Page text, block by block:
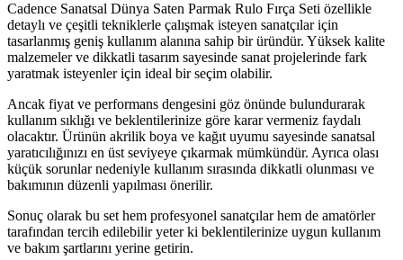
Cadence Sanatsal Dünya Saten Parmak Rulo Fırça Seti özellikle
detaylı ve çeşitli tekniklerle çalışmak isteyen sanatçılar için
tasarlanmış geniş kullanım alanına sahip bir üründür. Yüksek kalite
malzemeler ve dikkatli tasarım sayesinde sanat projelerinde fark
yaratmak isteyenler için ideal bir seçim olabilir.
Ancak fiyat ve performans dengesini göz önünde bulundurarak
kullanım sıklığı ve beklentilerinize göre karar vermeniz faydalı
olacaktır. Ürünün akrilik boya ve kağıt uyumu sayesinde sanatsal
yaratıcılığınızı en üst seviyeye çıkarmak mümkündür. Ayrıca olası
küçük sorunlar nedeniyle kullanım sırasında dikkatli olunması ve
bakımının düzenli yapılması önerilir.
Sonuç olarak bu set hem profesyonel sanatçılar hem de amatörler
tarafından tercih edilebilir yeter ki beklentilerinize uygun kullanım
ve bakım şartlarını yerine getirin.